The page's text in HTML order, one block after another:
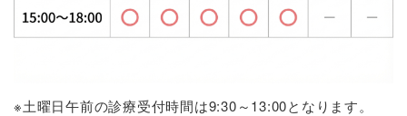
※土曜日午前の診療受付時間は9:30～13:00となります。